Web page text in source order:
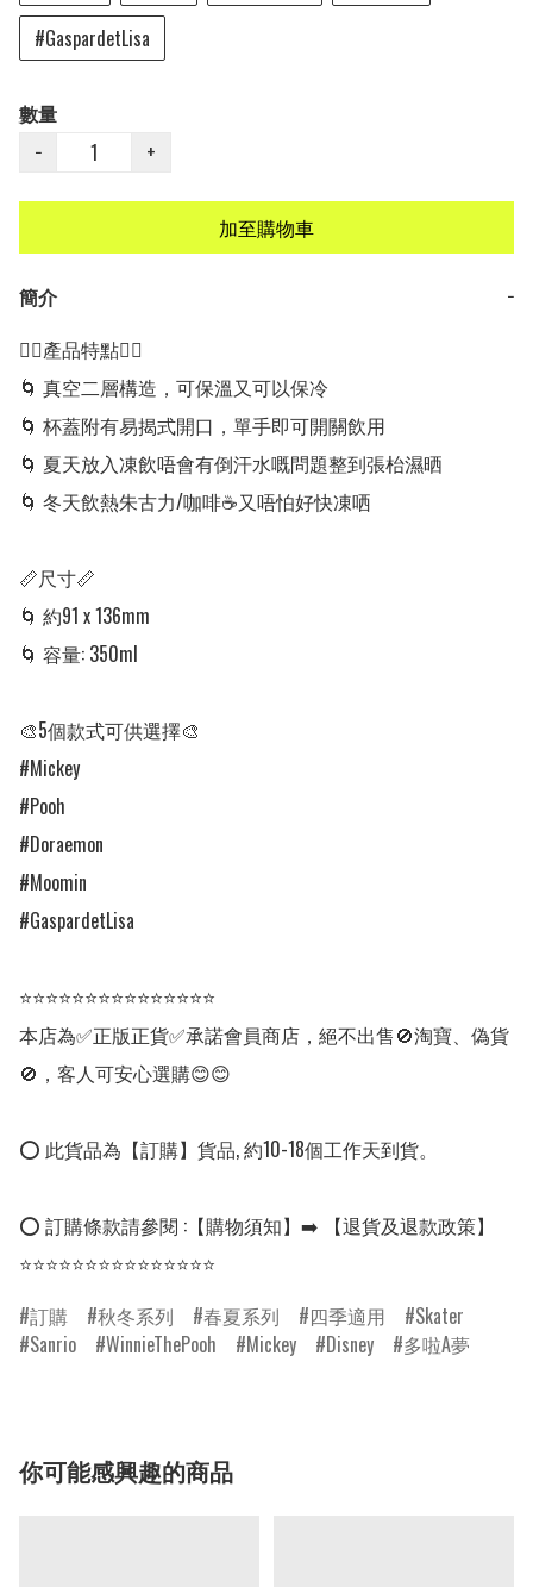
#GaspardetLisa
數量
−
+
加至購物車
簡介
−
👍🏻產品特點👍🏻
🌀 真空二層構造，可保溫又可以保冷
🌀 杯蓋附有易揭式開口，單手即可開關飲用
🌀 夏天放入凍飲唔會有倒汗水嘅問題整到張枱濕晒
🌀 冬天飲熱朱古力/咖啡☕️又唔怕好快凍哂
📏尺寸📏
🌀 約91 x 136mm
🌀 容量: 350ml
🎨5個款式可供選擇🎨
#Mickey
#Pooh
#Doraemon
#Moomin
#GaspardetLisa
⭐⭐⭐⭐⭐⭐⭐⭐⭐⭐⭐⭐⭐⭐⭐
本店為✅正版正貨✅承諾會員商店，絕不出售🚫淘寶、偽貨
🚫，客人可安心選購😊😊
⭕ 此貨品為【訂購】貨品, 約10-18個工作天到貨。
⭕ 訂購條款請參閱 :【購物須知】➡️ 【退貨及退款政策】
⭐⭐⭐⭐⭐⭐⭐⭐⭐⭐⭐⭐⭐⭐⭐
訂購
秋冬系列 春夏系列 四季適用
Skater
Sanrio
WinnieThePooh Mickey Disney 多啦A夢
你可能感興趣的商品